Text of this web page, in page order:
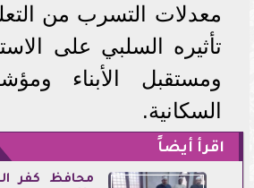
معدلات التسرب من
تأثيره السلبي على
ومستقبل الأبناء
السكانية.
اقرأ أيضاً
محافظ كفر